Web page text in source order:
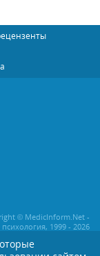
© MedicInform.Net -
1999 - 2026